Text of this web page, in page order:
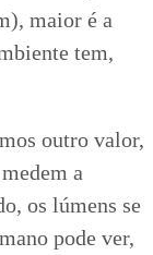
maior é a
tem,
outro valor,
a
os lúmens se
pode ver,